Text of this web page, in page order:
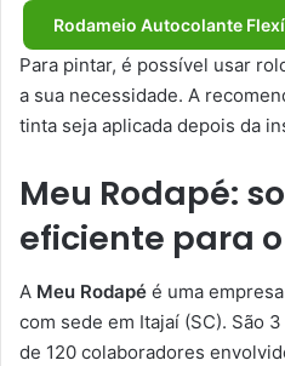
Rodameio Autocolante
Para pintar, é possível usar
a sua necessidade. A
tinta seja aplicada depois da
Meu Rodapé:
eficiente para
A Meu Rodapé é uma
com sede em Itajaí (SC). São
de 120 colaboradores